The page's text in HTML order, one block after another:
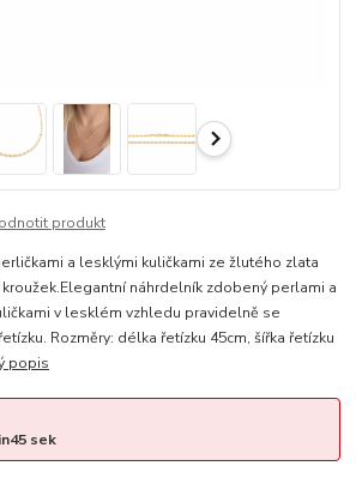
produkt
a lesklými kuličkami ze žlutého zlata
náhrdelník zdobený perlami a
v lesklém vzhledu pravidelně se
Rozměry: délka řetízku 45cm, šířka řetízku
popis
45sek